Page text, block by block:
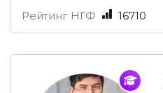
Рейтинг НГФ 16710